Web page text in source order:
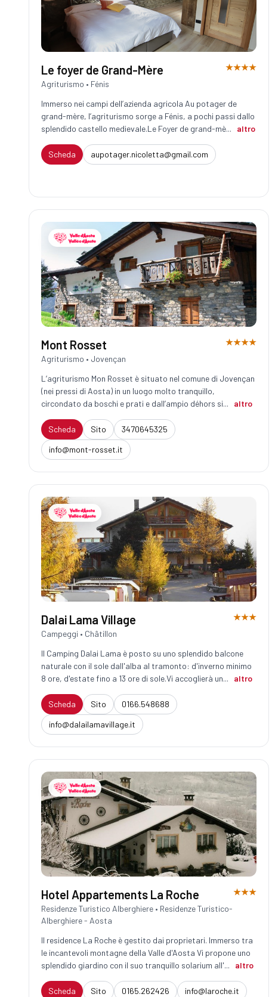
Le foyer de Grand-Mère
Agriturismo • Fénis
★★★★
Immerso nei campi dell’azienda agricola Au potager de
grand-mère, l’agriturismo sorge a Fénis, a pochi passi dallo
splendido castello medievale.Le Foyer de grand-mè...
altro
Scheda aupotager.nicoletta@gmail.com
Mont Rosset
Agriturismo • Jovençan
★★★★
L’agriturismo Mon Rosset è situato nel comune di Jovençan
(nei pressi di Aosta) in un luogo molto tranquillo,
circondato da boschi e prati e dall’ampio déhors si...
altro
Scheda Sito
3470645325
info@mont-rosset.it
Dalai Lama Village
Campeggi • Châtillon
★★★
Il Camping Dalai Lama è posto su uno splendido balcone
naturale con il sole dall'alba al tramonto: d'inverno minimo
8 ore, d'estate fino a 13 ore di sole.Vi accoglierà un...
altro
Scheda Sito
0166.548688
info@dalailamavillage.it
Hotel Appartements La Roche
Residenze Turistico Alberghiere • Residenze Turistico-
Alberghiere - Aosta
★★★
Il residence La Roche è gestito dai proprietari. Immerso tra
le incantevoli montagne della Valle d'Aosta Vi propone uno
splendido giardino con il suo tranquillo solarium all'...
altro
Scheda Sito 0165.262426 info@laroche.it